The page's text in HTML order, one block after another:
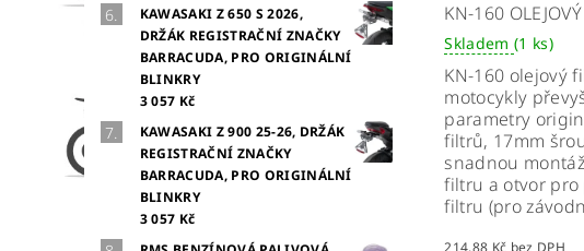
KAWASAKI Z 650 S 2026,
DRŽÁK REGISTRAČNÍ ZNAČKY
BARRACUDA, PRO ORIGINÁLNÍ
BLINKRY
3 057 Kč
KAWASAKI Z 900 25-26, DRŽÁK
REGISTRAČNÍ ZNAČKY
BARRACUDA, PRO ORIGINÁLNÍ
BLINKRY
3 057 Kč
KN-160
Skladem (1 ks)
KN-160 olejový
motocykly
parametry
filtrů, 17mm
snadnou
filtru a otvor
filtru (pro
214,88 Kč bez DPH